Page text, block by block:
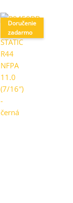
Doručenie
zadarmo